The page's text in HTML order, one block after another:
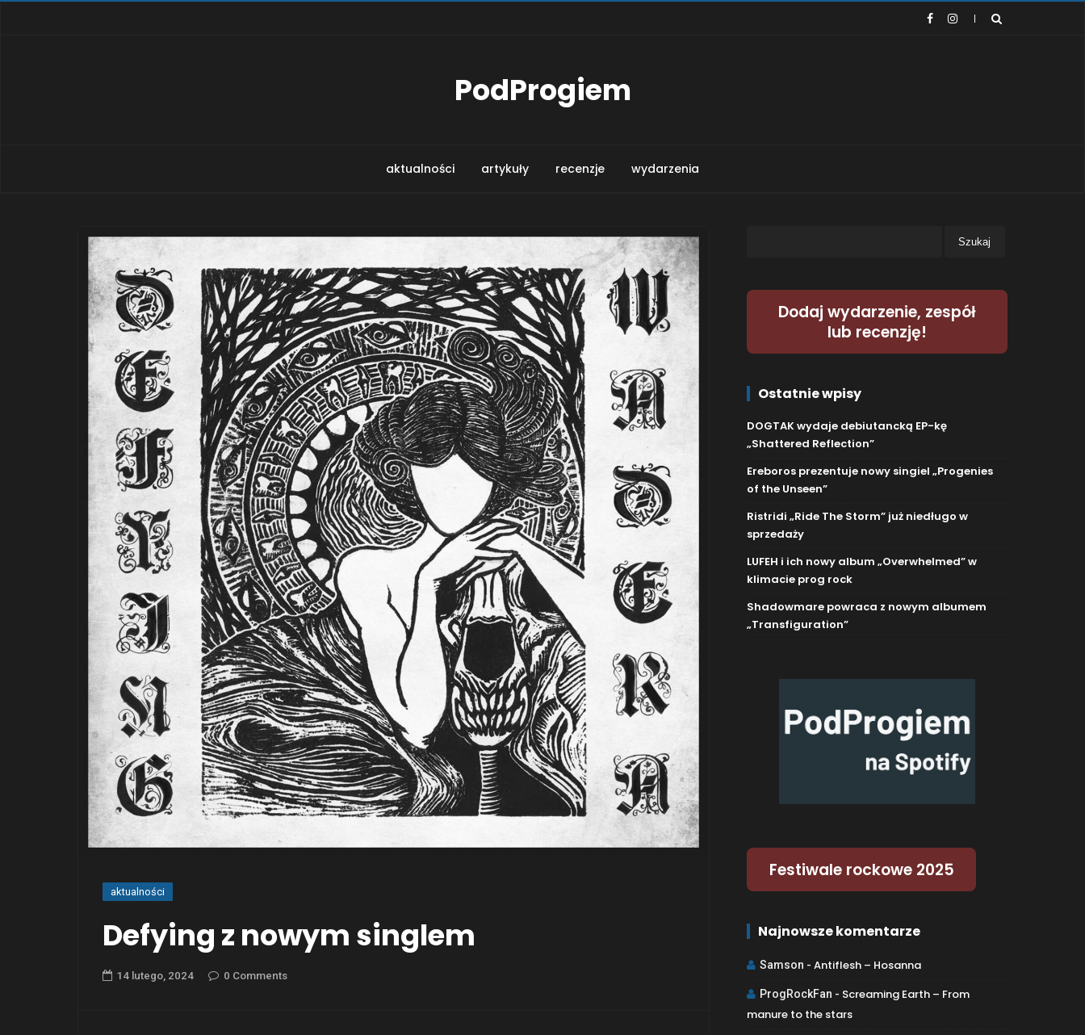
PodProgiem
aktualności artykuły recenzje wydarzenia
aktualności
Defying z nowym singlem
14 lutego, 2024 0 Comments
Dodaj wydarzenie, zespół
lub recenzję!
Ostatnie wpisy
DOGTAK wydaje debiutancką EP-kę
„Shattered Reflection”
Ereboros prezentuje nowy singiel „Progenies
of the Unseen”
Ristridi „Ride The Storm” już niedługo w
sprzedaży
LUFEH i ich nowy album „Overwhelmed” w
klimacie prog rock
Shadowmare powraca z nowym albumem
„Transfiguration”
Festiwale rockowe 2025
Najnowsze komentarze
Samson -Antiflesh – Hosanna
ProgRockFan - Screaming Earth – From
manure to the stars